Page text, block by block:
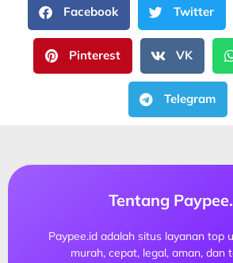
Facebook Twitter
Pinterest VK
Telegram
Tentang
Paypee.id adalah situs layanan top
murah, cepat, legal, aman, dan